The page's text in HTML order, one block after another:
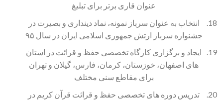
عنوان قاری برتر برای تبلیغ
انتخاب به عنوان سرباز نمونه، نماد دینداری و بصیرت در
جشنواره سرباز ارتش جمهوری اسلامی ایران در سال ۹۵
ایجاد و برگزاری کارگاه تخصصی حفظ و قرائت در استان
های اصفهان، خوزستان، کرمان، فارس، گیلان و تهران
برای مقاطع سنی مختلف
تدریس دوره های تخصصی حفظ و قرائت قرآن کریم در